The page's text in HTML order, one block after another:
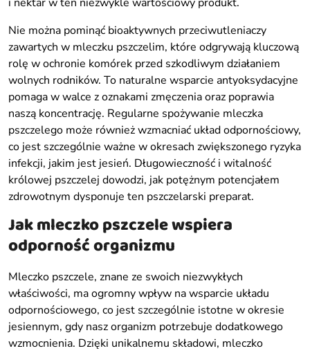
Nie można pominąć bioaktywnych przeciwutleniaczy
zawartych w mleczku pszczelim, które odgrywają kluczową
rolę w ochronie komórek przed szkodliwym działaniem
wolnych rodników. To naturalne wsparcie antyoksydacyjne
pomaga w walce z oznakami zmęczenia oraz poprawia
naszą koncentrację. Regularne spożywanie mleczka
pszczelego może również wzmacniać układ odpornościowy,
co jest szczególnie ważne w okresach zwiększonego ryzyka
infekcji, jakim jest jesień. Długowieczność i witalność
królowej pszczelej dowodzi, jak potężnym potencjałem
zdrowotnym dysponuje ten pszczelarski preparat.
Jak mleczko pszczele wspiera
odporność organizmu
Mleczko pszczele, znane ze swoich niezwykłych
właściwości, ma ogromny wpływ na wsparcie układu
odpornościowego, co jest szczególnie istotne w okresie
jesiennym, gdy nasz organizm potrzebuje dodatkowego
wzmocnienia. Dzięki unikalnemu składowi, mleczko